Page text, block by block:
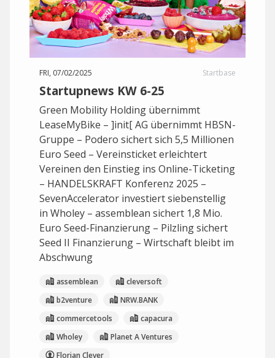
FRI, 07/02/2025 Startbase
Startupnews KW 6-25
Green Mobility Holding übernimmt
LeaseMyBike – ]init[ AG übernimmt HBSN-
Gruppe – Podero sichert sich 5,5 Millionen
Euro Seed – Vereinsticket erleichtert
Vereinen den Einstieg ins Online-Ticketing
– HANDELSKRAFT Konferenz 2025 –
SevenAccelerator investiert siebenstellig
in Wholey – assemblean sichert 1,8 Mio.
Euro Seed-Finanzierung – Pilzling sichert
Seed II Finanzierung – Wirtschaft bleibt im
Abschwung
assemblean
cleversoft
b2venture
NRW.BANK
commercetools
capacura
Wholey
Planet A Ventures
Florian Clever